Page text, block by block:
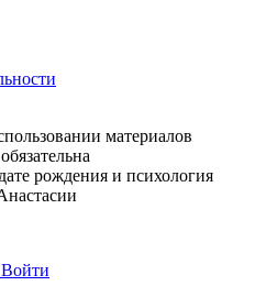
материалов
рождения и психология